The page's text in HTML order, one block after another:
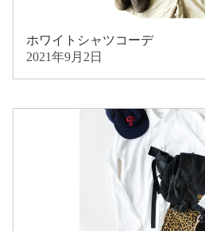
ホワイトシャツコーデ
2021年9月2日